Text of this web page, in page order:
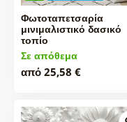
Φωτοταπετσαρία
μινιμαλιστικό δασικό
τοπίο
Σε απόθεμα
από 25,58 €